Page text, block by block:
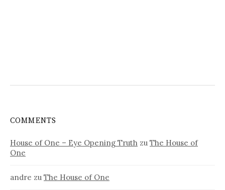
COMMENTS
House of One – Eye Opening Truth zu The House of
One
andre zu The House of One